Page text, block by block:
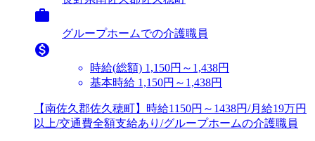

グループホームでの介護職員

時給(総額) 1,150円～1,438円
基本時給 1,150円～1,438円
【南佐久郡佐久穂町】時給1150円～1438円/月給19万円
以上/交通費全額支給あり/グループホームの介護職員